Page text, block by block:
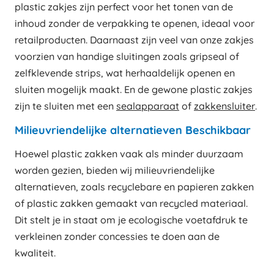
plastic zakjes zijn perfect voor het tonen van de
inhoud zonder de verpakking te openen, ideaal voor
retailproducten. Daarnaast zijn veel van onze zakjes
voorzien van handige sluitingen zoals gripseal of
zelfklevende strips, wat herhaaldelijk openen en
sluiten mogelijk maakt. En de gewone plastic zakjes
zijn te sluiten met een sealapparaat of zakkensluiter.
Milieuvriendelijke alternatieven Beschikbaar
Hoewel plastic zakken vaak als minder duurzaam
worden gezien, bieden wij milieuvriendelijke
alternatieven, zoals recyclebare en papieren zakken
of plastic zakken gemaakt van recycled materiaal.
Dit stelt je in staat om je ecologische voetafdruk te
verkleinen zonder concessies te doen aan de
kwaliteit.